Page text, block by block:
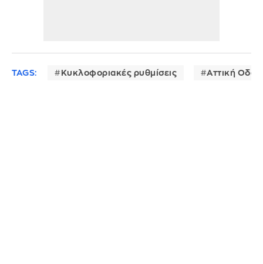
TAGS: Κυκλοφοριακές ρυθμίσεις Αττική Οδός